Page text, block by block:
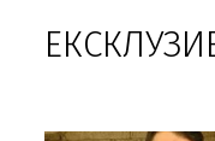
000 евро
НОВ СКАНДАЛ:
за